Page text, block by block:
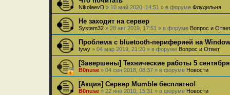
NikolaevD » 10 май 2020, 14:51 » в форуме Флудильня
Не заходит на сервер
System32 » 28 авг 2019, 17:51 » в форуме Вопрос и
Проблема с bluetooth-периферией на
fywy » 04 мар 2019, 21:20 » в форуме Вопрос и Ответ
[Завершены] Технические работы 5 сентября
B0nuse » 04 сен 2018, 08:37 » в форуме Новости
[Акция] Сервер Mumble бесплатно!
B0nuse » 22 янв 2010, 15:31 » в форуме Новости